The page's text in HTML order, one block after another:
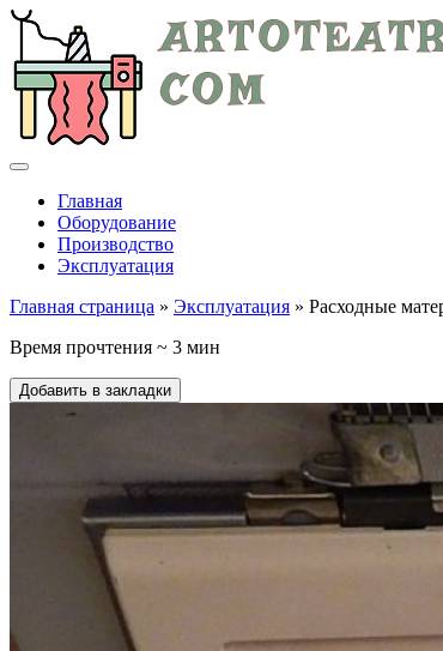
Главная
Оборудование
Производство
Эксплуатация
Главная страница » Эксплуатация » Расходные
Время прочтения ~ 3 мин
Добавить в закладки